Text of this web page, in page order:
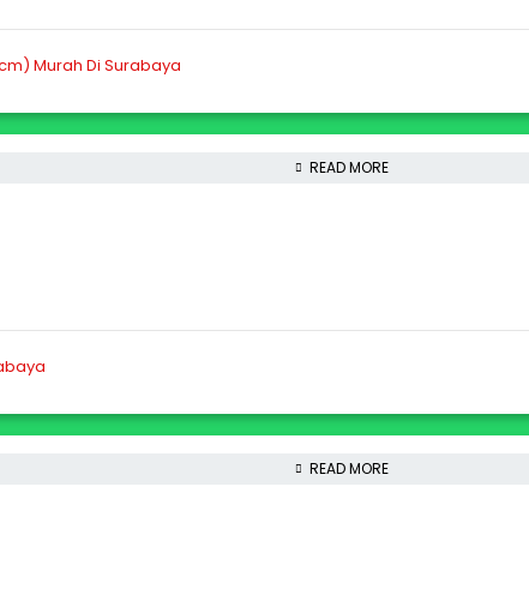
READ MORE
READ MORE